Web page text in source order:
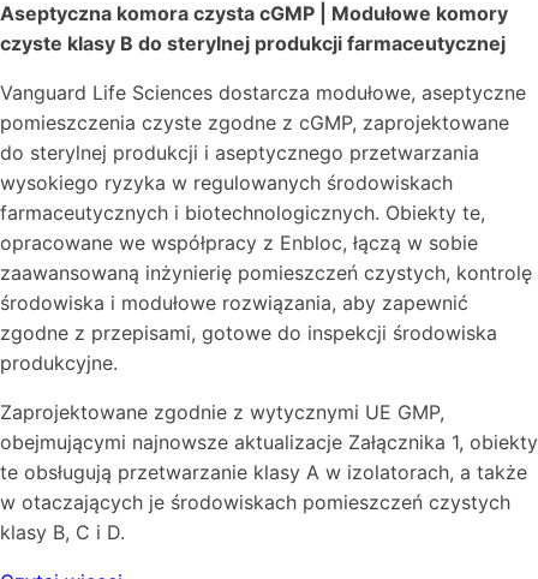
Aseptyczna komora czysta cGMP | Modułowe komory
czyste klasy B do sterylnej produkcji farmaceutycznej
Vanguard Life Sciences dostarcza modułowe, aseptyczne
pomieszczenia czyste zgodne z cGMP, zaprojektowane
do sterylnej produkcji i aseptycznego przetwarzania
wysokiego ryzyka w regulowanych środowiskach
farmaceutycznych i biotechnologicznych. Obiekty te,
opracowane we współpracy z Enbloc, łączą w sobie
zaawansowaną inżynierię pomieszczeń czystych, kontrolę
środowiska i modułowe rozwiązania, aby zapewnić
zgodne z przepisami, gotowe do inspekcji środowiska
produkcyjne.
Zaprojektowane zgodnie z wytycznymi UE GMP,
obejmującymi najnowsze aktualizacje Załącznika 1, obiekty
te obsługują przetwarzanie klasy A w izolatorach, a także
w otaczających je środowiskach pomieszczeń czystych
klasy B, C i D.